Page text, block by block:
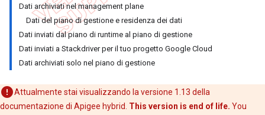
Dati archiviati nel management plane
Dati del piano di gestione e residenza dei dati
Dati inviati dal piano di runtime al piano di gestione
Dati inviati a Stackdriver per il tuo progetto Google Cloud
Dati archiviati solo nel piano di gestione
Attualmente stai visualizzando la versione 1.13 della
documentazione di Apigee hybrid. This version is end of life. You